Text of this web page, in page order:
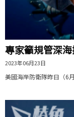
專家籲規管深
2023年06月23日
美國海岸防衛隊昨日（6